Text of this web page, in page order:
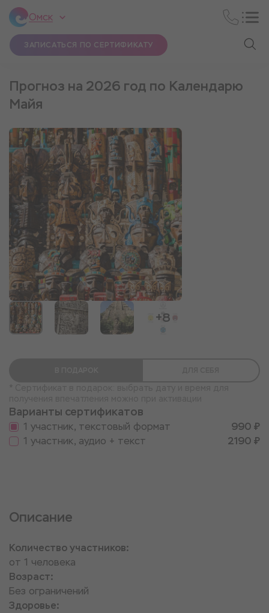
Омск
ЗАПИСАТЬСЯ ПО СЕРТИФИКАТУ
Прогноз на 2026 год по Календарю
Майя
+8
Варианты сертификатов
1 участник, текстовый формат
990 ₽
1 участник, аудио + текст
2190 ₽
Описание
Количество участников:
от 1 человека
Возраст:
Без ограничений
Здоровье: